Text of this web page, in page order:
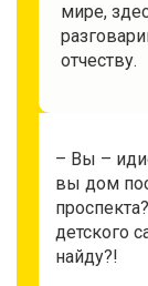
мире,
отчеству.
– Вы –
вы дом
детского
найду?!